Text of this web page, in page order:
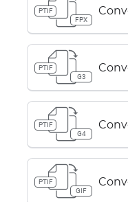
PTIF
FPX
PTIF
G3
PTIF
G4
PTIF
GIF